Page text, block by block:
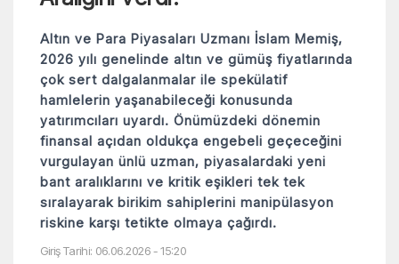
Altın ve Para Piyasaları Uzmanı İslam Memiş,
2026 yılı genelinde altın ve gümüş fiyatlarında
çok sert dalgalanmalar ile spekülatif
hamlelerin yaşanabileceği konusunda
yatırımcıları uyardı. Önümüzdeki dönemin
finansal açıdan oldukça engebeli geçeceğini
vurgulayan ünlü uzman, piyasalardaki yeni
bant aralıklarını ve kritik eşikleri tek tek
sıralayarak birikim sahiplerini manipülasyon
riskine karşı tetikte olmaya çağırdı.
Giriş Tarihi: 06.06.2026 - 15:20